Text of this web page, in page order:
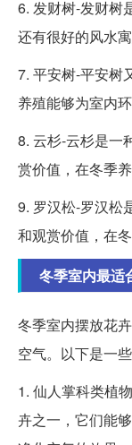
6. 发财树-发财树
还有很好的风水
7. 平安树-平安树
养殖能够为室内
8. 云杉-云杉是一
赏价值，在冬季养
9. 罗汉松-罗汉松
和观赏价值，在
冬季室内最适
冬季室内摆放花
空气。以下是一
1. 仙人掌科类植
卉之一，它们能